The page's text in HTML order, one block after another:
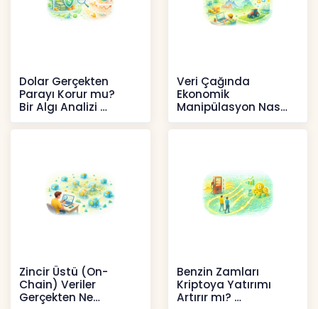
Dolar Gerçekten
Parayı Korur mu?
Bir Algı Analizi
İçerikler
Veri Çağında
Ekonomik
Manipülasyon Nasıl
Şekil Değiştirdi?
İçerikler
Zincir Üstü (On-
Chain) Veriler
Gerçekten Ne
Benzin Zamları
Kriptoya Yatırımı
Artırır mı?